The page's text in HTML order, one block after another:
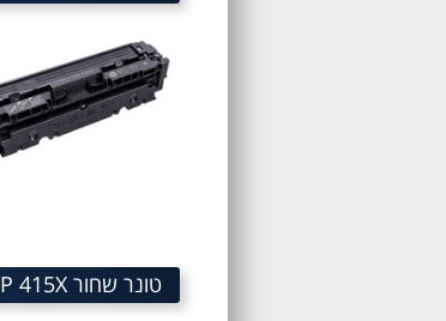
טונר שחור HP 415X מק"ט HP 415X Black Toner Cartridge HP W2030X